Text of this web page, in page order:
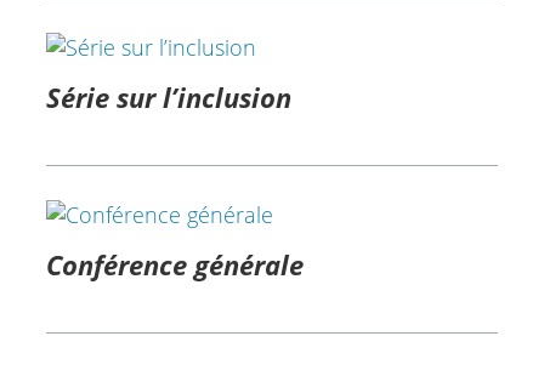
Série sur l’inclusion
Conférence générale